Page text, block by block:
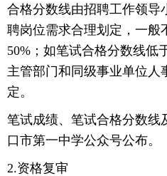
合格分数线由招聘工作领导
聘岗位需求合理划定，一般
50%；如笔试合格分数线低
主管部门和同级事业单位人
定。
笔试成绩、笔试合格分数线
口市第一中学公众号公布。
2.资格复审